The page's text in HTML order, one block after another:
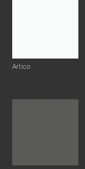
Artico